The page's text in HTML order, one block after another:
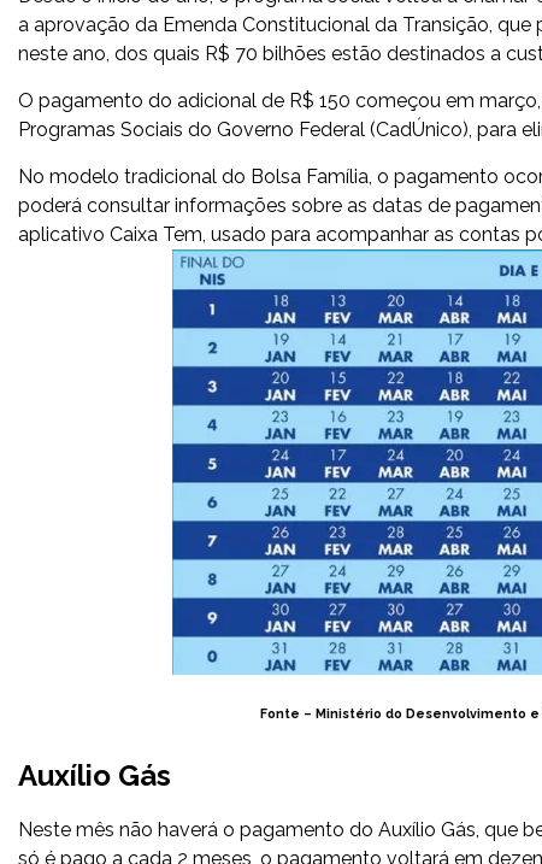
a aprovação da Emenda Constitucional da Transição,
neste ano, dos quais R$ 70 bilhões estão destinados a
O pagamento do adicional de R$ 150 começou em
Programas Sociais do Governo Federal (CadÚnico), para
No modelo tradicional do Bolsa Família, o pagamento
poderá consultar informações sobre as datas de
aplicativo Caixa Tem, usado para acompanhar as contas
Fonte –Ministério do Desenvolvimento
Auxílio Gás
Neste mês não haverá o pagamento do Auxílio Gás, que
só é pago a cada 2 meses, o pagamento voltará em